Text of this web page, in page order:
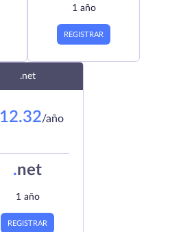
1 año
REGISTRAR
.net
12.32/año
.net
1 año
REGISTRAR